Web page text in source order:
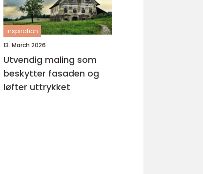
inspiration
13. March 2026
Utvendig maling som
beskytter fasaden og
løfter uttrykket